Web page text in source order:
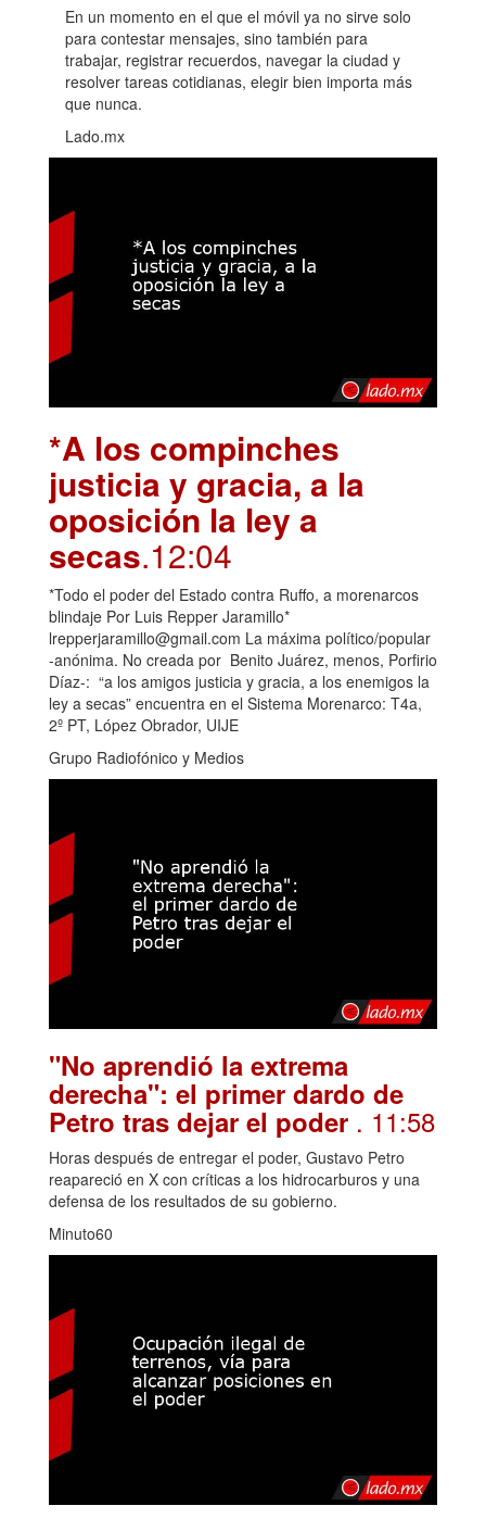
En un momento en el que el móvil ya no sirve solo
para contestar mensajes, sino también para
trabajar, registrar recuerdos, navegar la ciudad y
resolver tareas cotidianas, elegir bien importa más
que nunca.
Lado.mx
*A los compinches
justicia y gracia, a la
oposición la ley a
secas.12:04
*Todo el poder del Estado contra Ruffo, a morenarcos
blindaje Por Luis Repper Jaramillo*
lrepperjaramillo@gmail.com La máxima político/popular
-anónima. No creada por Benito Juárez, menos, Porfirio
Díaz-: “a los amigos justicia y gracia, a los enemigos la
ley a secas” encuentra en el Sistema Morenarco: T4a,
2º PT, López Obrador, UIJE
Grupo Radiofónico y Medios
"No aprendió la extrema
derecha": el primer dardo de
Petro tras dejar el poder . 11:58
Horas después de entregar el poder, Gustavo Petro
reapareció en X con críticas a los hidrocarburos y una
defensa de los resultados de su gobierno.
Minuto60